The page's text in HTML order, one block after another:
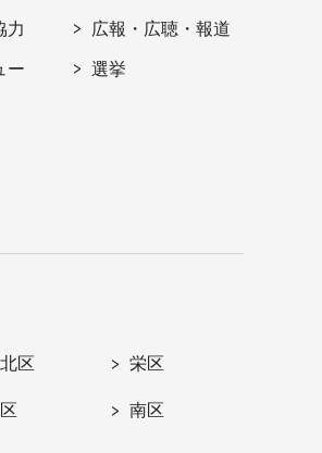
力
ー
広報・広聴・報道
選挙
区 栄区
南区